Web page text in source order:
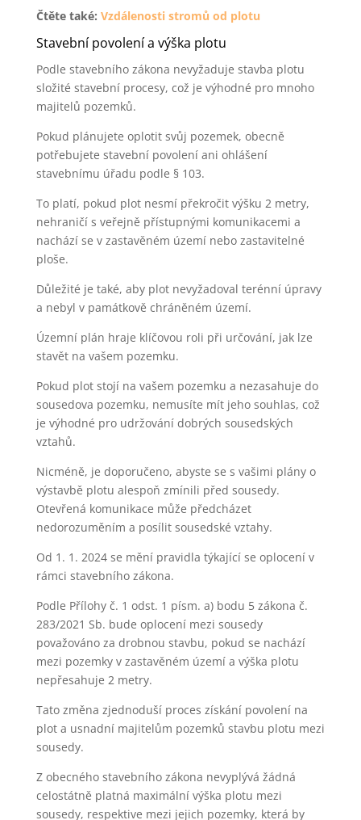
Čtěte také: Vzdálenosti stromů od plotu
Stavební povolení a výška plotu
Podle stavebního zákona nevyžaduje stavba plotu
složité stavební procesy, což je výhodné pro mnoho
majitelů pozemků.
Pokud plánujete oplotit svůj pozemek, obecně
potřebujete stavební povolení ani ohlášení
stavebnímu úřadu podle § 103.
To platí, pokud plot nesmí překročit výšku 2 metry,
nehraničí s veřejně přístupnými komunikacemi a
nachází se v zastavěném území nebo zastavitelné
ploše.
Důležité je také, aby plot nevyžadoval terénní úpravy
a nebyl v památkově chráněném území.
Územní plán hraje klíčovou roli při určování, jak lze
stavět na vašem pozemku.
Pokud plot stojí na vašem pozemku a nezasahuje do
sousedova pozemku, nemusíte mít jeho souhlas, což
je výhodné pro udržování dobrých sousedských
vztahů.
Nicméně, je doporučeno, abyste se s vašimi plány o
výstavbě plotu alespoň zmínili před sousedy.
Otevřená komunikace může předcházet
nedorozuměním a posílit sousedské vztahy.
Od 1. 1. 2024 se mění pravidla týkající se oplocení v
rámci stavebního zákona.
Podle Přílohy č. 1 odst. 1 písm. a) bodu 5 zákona č.
283/2021 Sb. bude oplocení mezi sousedy
považováno za drobnou stavbu, pokud se nachází
mezi pozemky v zastavěném území a výška plotu
nepřesahuje 2 metry.
Tato změna zjednoduší proces získání povolení na
plot a usnadní majitelům pozemků stavbu plotu mezi
sousedy.
Z obecného stavebního zákona nevyplývá žádná
celostátně platná maximální výška plotu mezi
sousedy, respektive mezi jejich pozemky, která by